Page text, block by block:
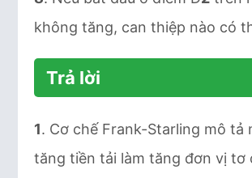
không tăng, can thiệp nào có
Trả lời
1. Cơ chế Frank-Starling mô
tăng tiền tải làm tăng đơn vị